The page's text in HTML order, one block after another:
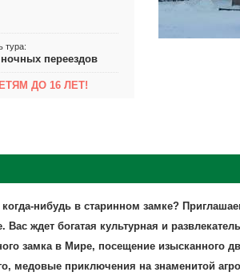
тура:
переездов
ДО 16 ЛЕТ!
нибудь в старинном замке?
Вас ждет богатая культурная и
замка в Мире, посещение изысканного
медовые приключения на знаменитой